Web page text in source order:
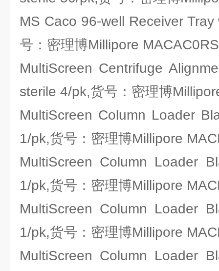
MS Caco 96-well Receiver
号：密理博Millipore
MultiScreen Centrifuge
sterile 4/pk,货号：密理博
MultiScreen Column Loader
1/pk,货号：密理博Millipore
MultiScreen Column Loader
1/pk,货号：密理博Millipore
MultiScreen Column Loader
1/pk,货号：密理博Millipore
MultiScreen Column Loader